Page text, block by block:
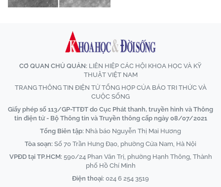
CƠ QUAN CHỦ QUẢN: LIÊN HIỆP CÁC HỘI KHOA HỌC VÀ KỸ
THUẬT VIỆT NAM
TRANG THÔNG TIN ĐIỆN TỬ TỔNG HỢP CỦA BÁO TRI THỨC VÀ
CUỘC SỐNG
Giấy phép số 113/GP-TTĐT do Cục Phát thanh, truyền hình và Thông
tin điện tử - Bộ Thông tin và Truyền thông cấp ngày 08/07/2021
Tổng Biên tập: Nhà báo Nguyễn Thị Mai Hương
Tòa soạn: Số 70 Trần Hưng Đạo, phường Cửa Nam, Hà Nội
VPĐD tại TP.HCM: 590/24 Phan Văn Trị, phường Hạnh Thông, Thành
phố Hồ Chí Minh
Điện thoại: 024 6 254 3519